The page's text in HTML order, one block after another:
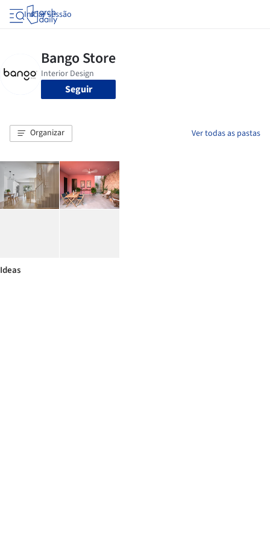
Iniciar sessão
Seguir
Organizar Ver todas as pastas
Ideas